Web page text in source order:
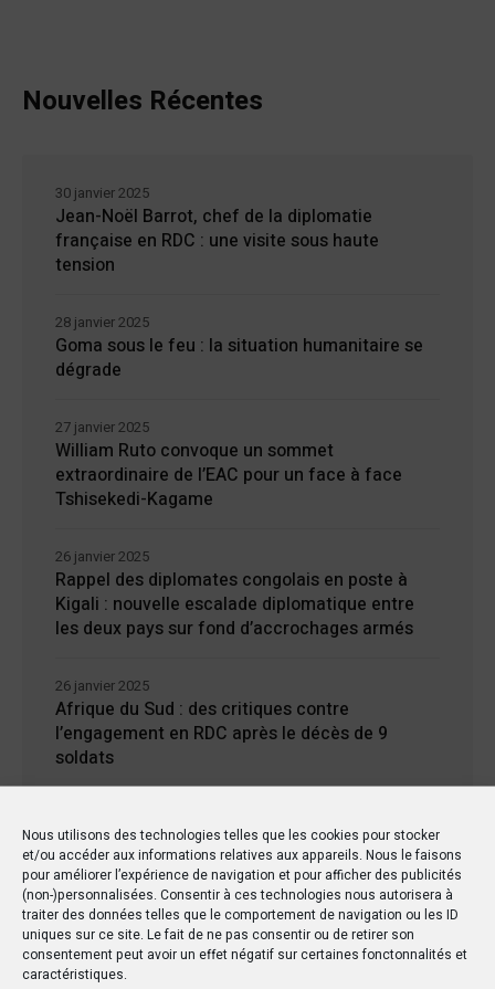
Nous utilisons des technologies telles que les cookies pour stocker
et/ou accéder aux informations relatives aux appareils. Nous le faisons
pour améliorer l’expérience de navigation et pour afficher des publicités
(non-)personnalisées. Consentir à ces technologies nous autorisera à
traiter des données telles que le comportement de navigation ou les ID
uniques sur ce site. Le fait de ne pas consentir ou de retirer son
consentement peut avoir un effet négatif sur certaines fonctonnalités et
caractéristiques.
Nouvelles Récentes
Jean-Noël Barrot, chef de la diplomatie
française en RDC : une visite sous haute
tension
30 janvier 2025
Goma sous le feu : la situation humanitaire se
dégrade
28 janvier 2025
William Ruto convoque un sommet
extraordinaire de l’EAC pour un face à face
Tshisekedi-Kagame
27 janvier 2025
Rappel des diplomates congolais en poste à
Kigali : nouvelle escalade diplomatique entre
les deux pays sur fond d’accrochages armés
26 janvier 2025
Afrique du Sud : des critiques contre
l’engagement en RDC après le décès de 9
soldats
26 janvier 2025
Kisangani : Une ville riche en eaux mais en
manque d’électricité